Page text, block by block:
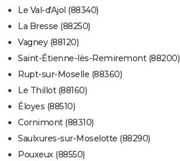
Le Val-d'Ajol (88340)
La Bresse (88250)
Vagney (88120)
Saint-Étienne-lès-Remiremont (88200)
Rupt-sur-Moselle (88360)
Le Thillot (88160)
Éloyes (88510)
Cornimont (88310)
Saulxures-sur-Moselotte (88290)
Pouxeux (88550)